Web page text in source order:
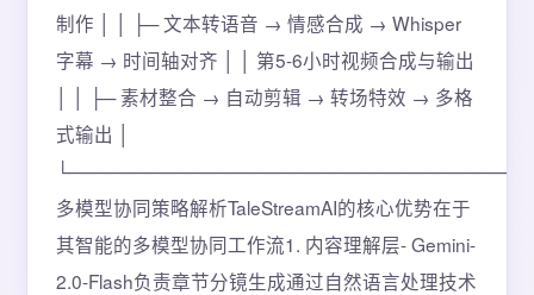
制作 │ │ ├─ 文本转语音 → 情感合成 → Whisper
字幕 → 时间轴对齐 │ │ 第5-6小时视频合成与输出
│ │ ├─ 素材整合 → 自动剪辑 → 转场特效 → 多格
式输出 │
多模型协同策略解析TaleStreamAI的核心优势在于
其智能的多模型协同工作流1. 内容理解层- Gemini-
2.0-Flash负责章节分镜生成通过自然语言处理技术